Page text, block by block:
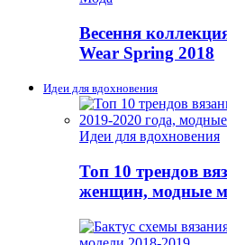
Весення
Wear Spring 2018
Идеи для вдохновения
Идеи для вдохновения
Топ 10 трендов
женщин, модные